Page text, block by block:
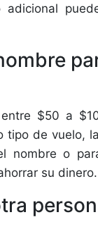
$50 a
tipo de vuelo,
nombre o
su